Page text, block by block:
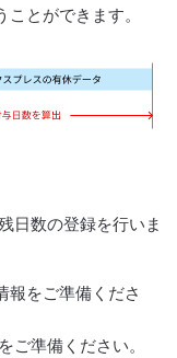
とができます。
日数の登録を行いま
報をご準備くださ
ご準備ください。